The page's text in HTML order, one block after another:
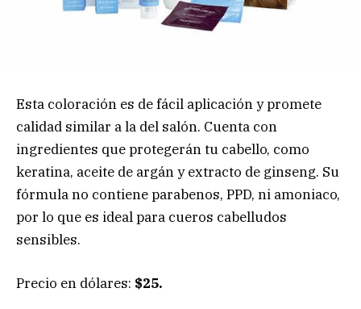
Esta coloración es de fácil aplicación y promete
calidad similar a la del salón. Cuenta con
ingredientes que protegerán tu cabello, como
keratina, aceite de argán y extracto de ginseng. Su
fórmula no contiene parabenos, PPD, ni amoniaco,
por lo que es ideal para cueros cabelludos
sensibles.
Precio en dólares: $25.